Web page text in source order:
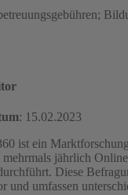
: 15.02.2023
ist ein
mehrmals jährlich
Diese
und umfassen